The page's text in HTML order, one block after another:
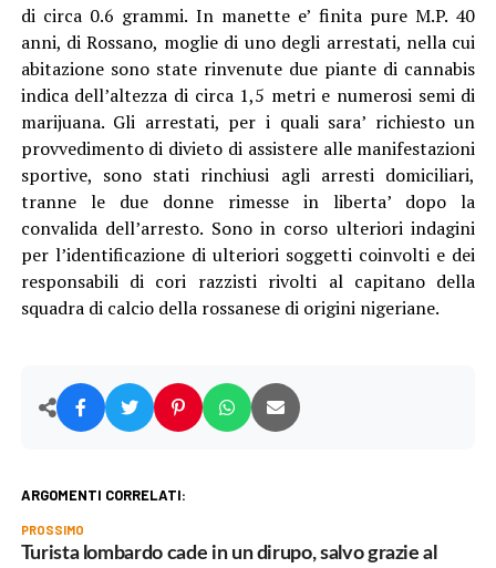
di circa 0.6 grammi. In manette e’ finita pure M.P. 40
anni, di Rossano, moglie di uno degli arrestati, nella cui
abitazione sono state rinvenute due piante di cannabis
indica dell’altezza di circa 1,5 metri e numerosi semi di
marijuana. Gli arrestati, per i quali sara’ richiesto un
provvedimento di divieto di assistere alle manifestazioni
sportive, sono stati rinchiusi agli arresti domiciliari,
tranne le due donne rimesse in liberta’ dopo la
convalida dell’arresto. Sono in corso ulteriori indagini
per l’identificazione di ulteriori soggetti coinvolti e dei
responsabili di cori razzisti rivolti al capitano della
squadra di calcio della rossanese di origini nigeriane.
ARGOMENTI CORRELATI:
PROSSIMO
Turista lombardo cade in un dirupo, salvo grazie al